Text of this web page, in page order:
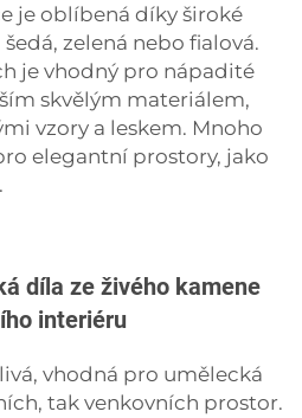
je oblíbená díky široké
zelená nebo fialová.
je vhodný pro nápadité
skvělým materiálem,
vzory a leskem. Mnoho
elegantní prostory, jako
díla ze živého kamene
interiéru
vhodná pro umělecká
tak venkovních prostor.